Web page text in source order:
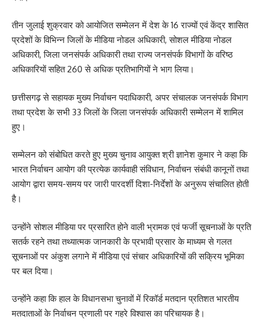
तीन जुलाई शुक्रवार को आयोजित सम्मेलन में देश के 16 राज्यों एवं केंद्र शासित
प्रदेशों के विभिन्न जिलों के मीडिया नोडल अधिकारी, सोशल मीडिया नोडल
अधिकारी, जिला जनसंपर्क अधिकारी तथा राज्य जनसंपर्क विभागों के वरिष्ठ
अधिकारियों सहित 260 से अधिक प्रतिभागियों ने भाग लिया।
छत्तीसगढ़ से सहायक मुख्य निर्वाचन पदाधिकारी, अपर संचालक जनसंपर्क विभाग
तथा प्रदेश के सभी 33 जिलों के जिला जनसंपर्क अधिकारी सम्मेलन में शामिल
हुए।
सम्मेलन को संबोधित करते हुए मुख्य चुनाव आयुक्त श्री ज्ञानेश कुमार ने कहा कि
भारत निर्वाचन आयोग की प्रत्येक कार्यवाही संविधान, निर्वाचन संबंधी कानूनों तथा
आयोग द्वारा समय-समय पर जारी पारदर्शी दिशा-निर्देशों के अनुरूप संचालित होती
है।
उन्होंने सोशल मीडिया पर प्रसारित होने वाली भ्रामक एवं फर्जी सूचनाओं के प्रति
सतर्क रहने तथा तथ्यात्मक जानकारी के प्रभावी प्रसार के माध्यम से गलत
सूचनाओं पर अंकुश लगाने में मीडिया एवं संचार अधिकारियों की सक्रिय भूमिका
पर बल दिया।
उन्होंने कहा कि हाल के विधानसभा चुनावों में रिकॉर्ड मतदान प्रतिशत भारतीय
मतदाताओं के निर्वाचन प्रणाली पर गहरे विश्वास का परिचायक है।